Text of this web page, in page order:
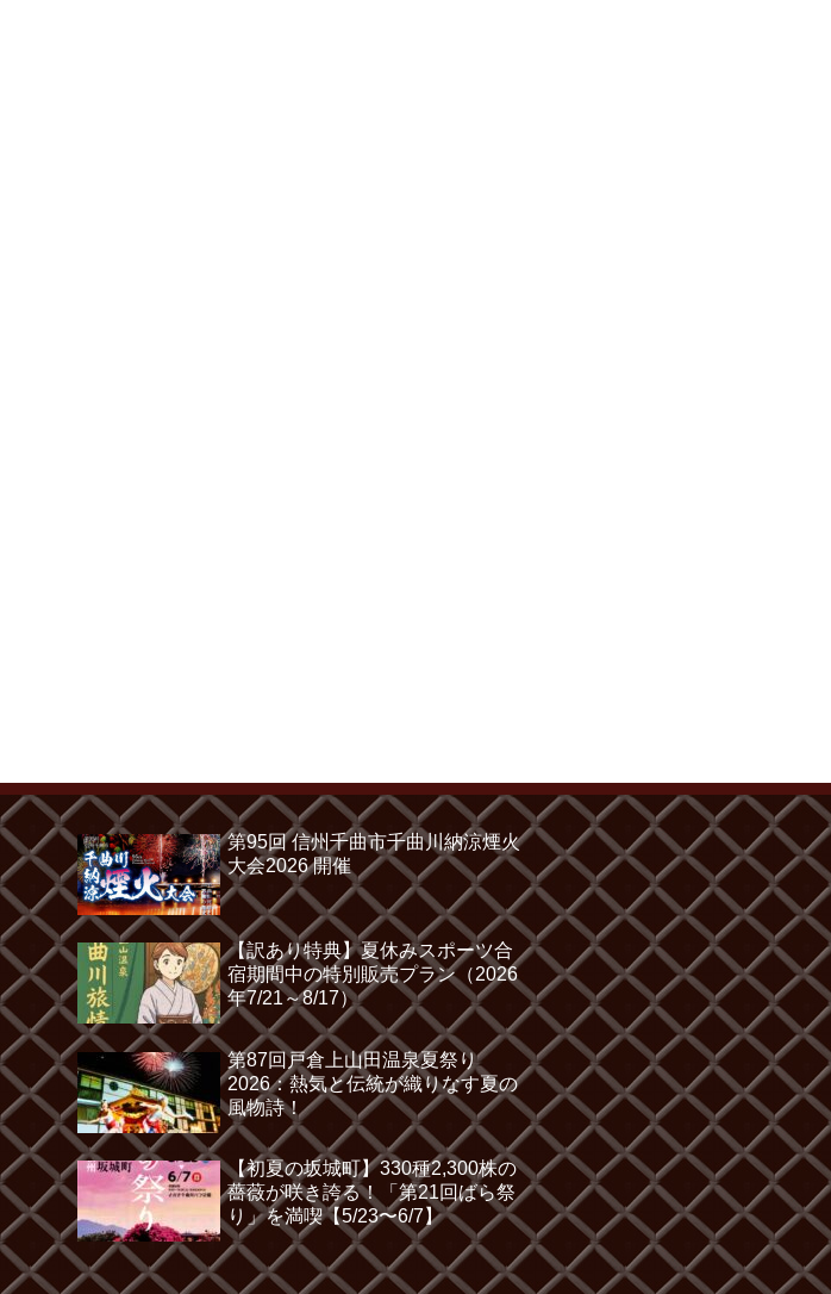
第95回 信州千曲市千曲川納涼煙火
大会2026 開催
【訳あり特典】夏休みスポーツ合
宿期間中の特別販売プラン（2026
年7/21～8/17）
第87回戸倉上山田温泉夏祭り
2026：熱気と伝統が織りなす夏の
風物詩！
【初夏の坂城町】330種2,300株の
薔薇が咲き誇る！「第21回ばら祭
り」を満喫【5/23〜6/7】